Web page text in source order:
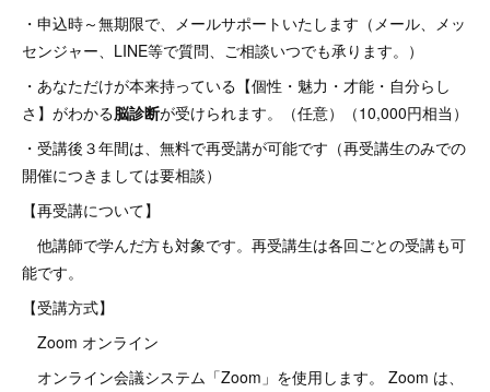
・申込時～無期限で、メールサポートいたします（メール、メッ
センジャー、LINE等で質問、ご相談いつでも承ります。）
・あなただけが本来持っている【個性・魅力・才能・自分らし
さ】がわかる脳診断が受けられます。（任意）（10,000円相当）
・受講後３年間は、無料で再受講が可能です（再受講生のみでの
開催につきましては要相談）
【再受講について】
他講師で学んだ方も対象です。再受講生は各回ごとの受講も可
能です。
【受講方式】
Zoom オンライン
オンライン会議システム「Zoom」を使用します。 Zoom は、